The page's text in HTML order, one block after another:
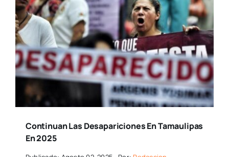
Continuan Las Desapariciones En Tamaulipas
En 2025